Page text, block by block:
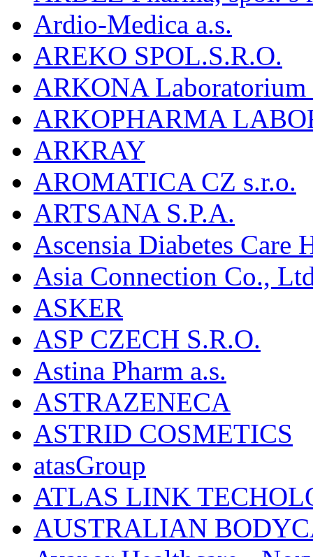
Ardio-Medica a.s.
AREKO SPOL.S.R.O.
ARKONA
ARKOPHARMA
ARKRAY
AROMATICA CZ s.r.o.
ARTSANA S.P.A.
Ascensia Diabetes Care
Asia Connection Co.,
ASKER
ASP CZECH S.R.O.
Astina Pharm a.s.
ASTRAZENECA
ASTRID COSMETICS
atasGroup
ATLAS LINK
AUSTRALIAN